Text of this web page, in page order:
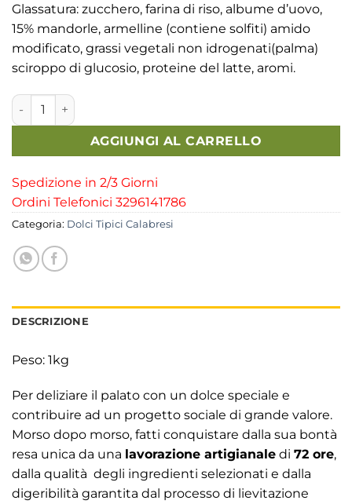
Glassatura: zucchero, farina di riso, albume d’uovo,
15% mandorle, armelline (contiene solfiti) amido
modificato, grassi vegetali non idrogenati(palma)
sciroppo di glucosio, proteine del latte, aromi.
Colomba Classica quantità
AGGIUNGI AL CARRELLO
Spedizione in 2/3 Giorni
Ordini Telefonici 3296141786
Categoria: Dolci Tipici Calabresi
DESCRIZIONE
Peso: 1kg
Per deliziare il palato con un dolce speciale e
contribuire ad un progetto sociale di grande valore.
Morso dopo morso, fatti conquistare dalla sua bontà
resa unica da una lavorazione artigianale di 72 ore,
dalla qualità degli ingredienti selezionati e dalla
digeribilità garantita dal processo di lievitazione